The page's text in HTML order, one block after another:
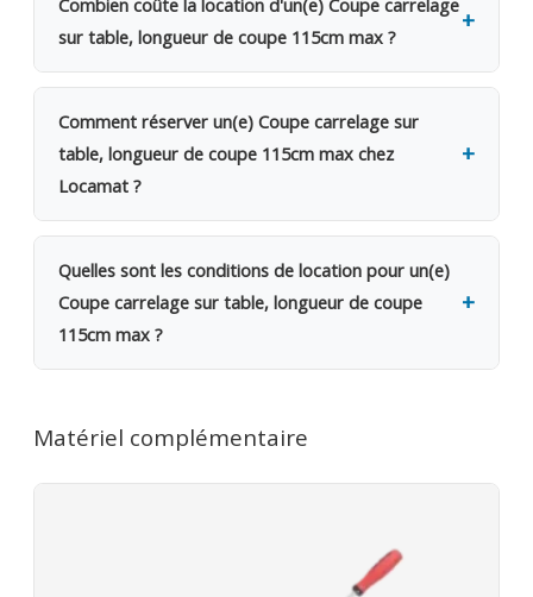
sur table, longueur de coupe 115cm max ?
La location d'un(e) Coupe carrelage sur table,
longueur de coupe 115cm max coûte 49€ TVAC par
jour (40.49€ HTVA). Une caution de 250€ est
demandée. Dès le 2e jour, bénéficiez d'une remise
de 20%. Pour une semaine complète, seuls 4 jours
sont facturés. Pour un mois, 12 jours seulement.
Comment réserver un(e) Coupe carrelage sur
table, longueur de coupe 115cm max chez
Locamat ?
Rendez-vous dans l'une de nos 5 agences en
Belgique ou appelez-nous pour vérifier la
disponibilité. Le retrait se fait sur place le jour
même, avec possibilité de livraison sur votre
chantier. La table de 115cm accepte les très grands
formats actuels. Veillez à maintenir le niveau d'eau
Quelles sont les conditions de location pour un(e)
Coupe carrelage sur table, longueur de coupe
115cm max ?
dès le 2e jour. 7 jours = 4 jours facturés. 1 mois = 12
du matériel en bon état. Nettoyez la machine et
Matériel complémentaire